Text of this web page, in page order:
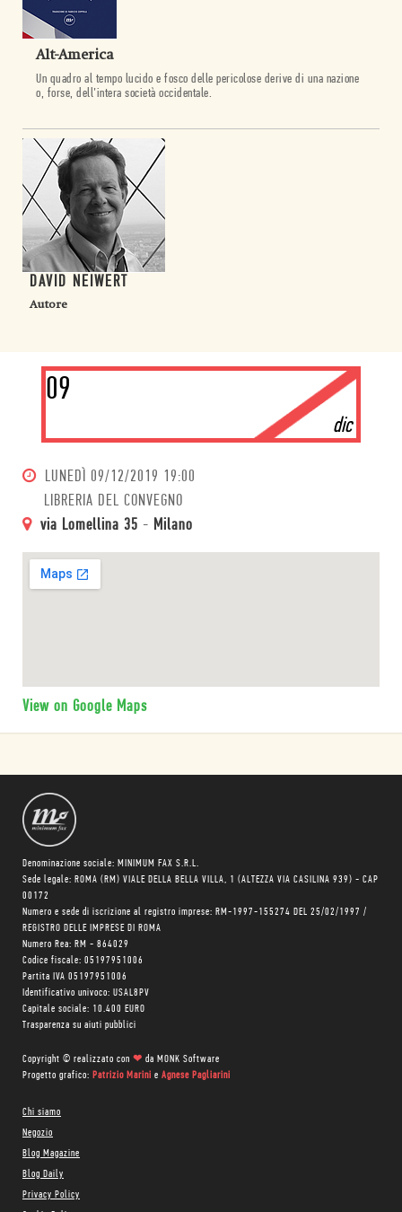
Alt-America
Un quadro al tempo lucido e fosco delle pericolose derive di una nazione
o, forse, dell’intera società occidentale.
DAVID NEIWERT
Autore
09
dic
LUNEDÌ 09/12/2019 19:00
LIBRERIA DEL CONVEGNO
via Lomellina 35 - Milano
View on Google Maps
Denominazione sociale: MINIMUM FAX S.R.L.
Sede legale: ROMA (RM) VIALE DELLA BELLA VILLA, 1 (ALTEZZA VIA CASILINA 939) - CAP
00172
Numero e sede di iscrizione al registro imprese: RM-1997-155274 DEL 25/02/1997 /
REGISTRO DELLE IMPRESE DI ROMA
Numero Rea: RM - 864029
Codice fiscale: 05197951006
Partita IVA 05197951006
Identificativo univoco: USAL8PV
Capitale sociale: 10.400 EURO
Trasparenza su aiuti pubblici
Copyright © realizzato con ❤ da MONK Software
Progetto grafico: Patrizio Marini e Agnese Pagliarini
Chi siamo
Negozio
Blog Magazine
Blog Daily
Privacy Policy